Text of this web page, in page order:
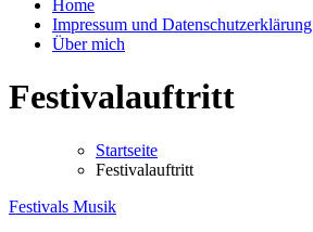
Home
Impressum und Datenschutzerklärung
Über mich
Festivalauftritt
Startseite
Festivalauftritt
Festivals Musik